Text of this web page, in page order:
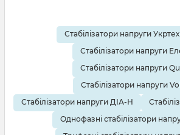
Стабілізатори напруги
Стабілізатори напруги
Стабілізатори напруги
Стабілізатори напруги
Стабілізатори напруги ДІА-Н
Однофазні стабілізатори